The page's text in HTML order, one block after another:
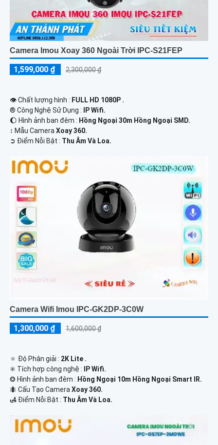
Camera Imou Xoay 360 Ngoài Trời IPC-S21FEP
1,599,000 ₫ 2,300,000 ₫
👁 Chất lượng hình : FULL HD 1080P .
®️ Công Nghệ Sử Dụng :
IP Wifi.
🌔 Hình ảnh ban đêm : Hồng Ngoại 30m Hồng Ngoại SMD.
↕️ Mẫu Camera Xoay 360.
️➲ Điểm Nỗi Bật : Thu Âm Và Loa.
Camera Wifi Imou IPC-GK2DP-3C0W
1,300,000 ₫ 1,600,000 ₫
🔅 Độ Phân giải : 2K Lite .
✳️ Tích hợp công nghệ : IP Wifi.
❂ Hình ảnh ban đêm : Hồng Ngoại 10m Hồng Ngoại Smart IR.
🐜 Cấu Tạo Camera Xoay 360.
️🛃 Điểm Nỗi Bật : Thu Âm Và Loa.